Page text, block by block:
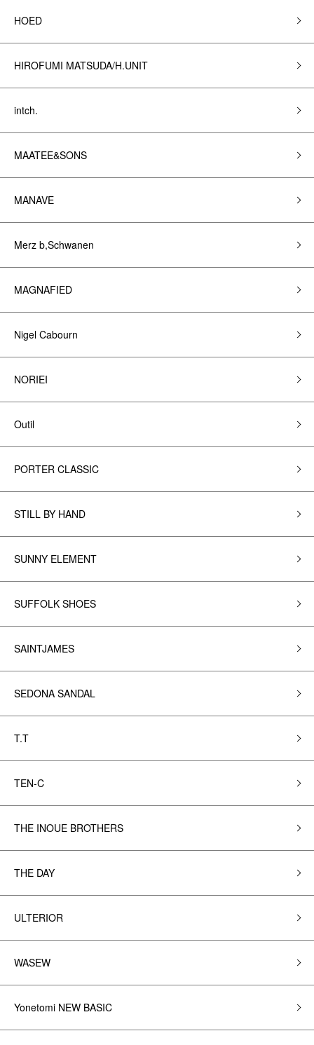
HOED
HIROFUMI MATSUDA/H.UNIT
intch.
MAATEE&SONS
MANAVE
Merz b,Schwanen
MAGNAFIED
Nigel Cabourn
NORIEI
Outil
PORTER CLASSIC
STILL BY HAND
SUNNY ELEMENT
SUFFOLK SHOES
SAINTJAMES
SEDONA SANDAL
T.T
TEN-C
THE INOUE BROTHERS
THE DAY
ULTERIOR
WASEW
Yonetomi NEW BASIC